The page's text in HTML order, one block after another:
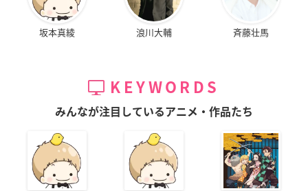
花木優香
アクセル･ワールド
若宮恵
リベリオン
ターニャン
坂本真綾 浪川大輔 斉藤壮馬
KEYWORDS
みんなが注目しているアニメ・作品たち